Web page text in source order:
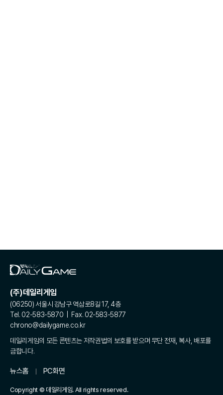
(주)데일리게임
(06250) 서울시 강남구 역삼로8길 17, 4층
Tel. 02-583-5870 | Fax. 02-583-5877
chrono@dailygame.co.kr
데일리게임의 모든 콘텐츠는 저작권법의 보호를 받으며 무단 전재, 복사, 배포를
금합니다.
뉴스홈 PC화면
Copyright © 데일리게임. All rights reserved.